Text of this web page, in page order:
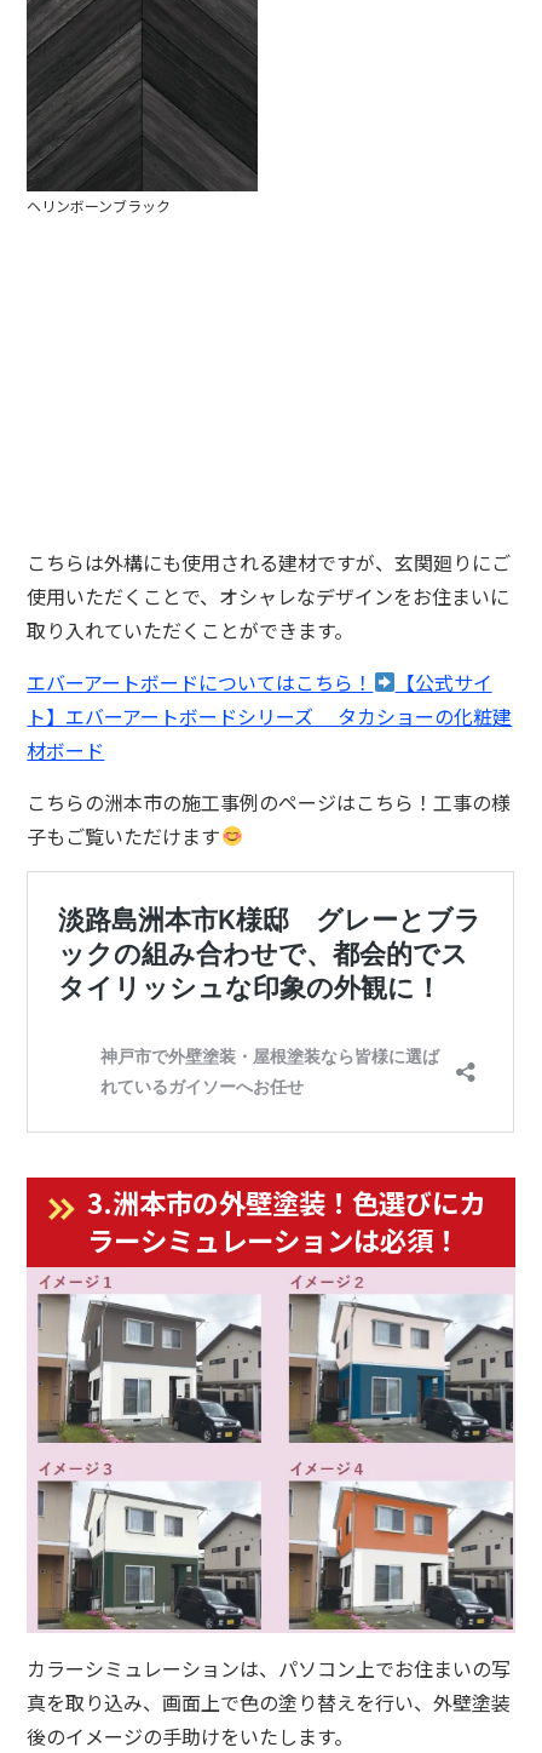
ヘリンボーンブラック
こちらは外構にも使用される建材ですが、玄関廻りにご
使用いただくことで、オシャレなデザインをお住まいに
取り入れていただくことができます。
エバーアートボードについてはこちら！
【公式サイ
ト】エバーアートボードシリーズ タカショーの化粧建
材ボード
こちらの洲本市の施工事例のページはこちら！工事の様
子もご覧いただけます
3.洲本市の外壁塗装！色選びにカ
ラーシミュレーションは必須！
カラーシミュレーションは、パソコン上でお住まいの写
真を取り込み、画面上で色の塗り替えを行い、外壁塗装
後のイメージの手助けをいたします。